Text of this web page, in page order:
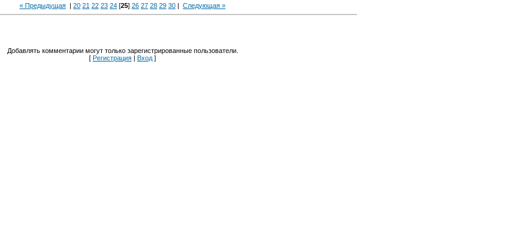
« Предыдущая | 20 21 22 23 24 [25] 26 27 28 29 30 | Следующая »
Добавлять комментарии могут только зарегистрированные пользователи.
[ Регистрация | Вход ]